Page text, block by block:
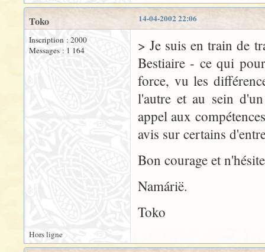
14-04-2002 22:06
Toko
Inscription : 2000
Messages : 1 164
> Je suis en train de
Bestiaire - ce qui
force, vu les
l'autre et au sein
appel aux
avis sur certains
Bon courage et
Namárië.
Toko
Hors ligne